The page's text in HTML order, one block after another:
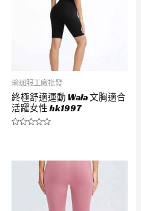
瑜珈服工廠批發
終極舒適運動 Wala 文胸適合
活躍女性 hk1997
分